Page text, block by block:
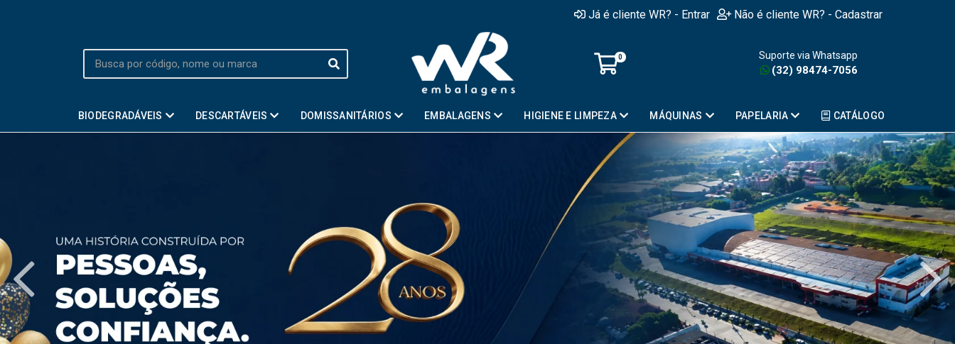
Já é cliente WR? - Entrar Não é cliente WR? - Cadastrar
0 Suporte via Whatsapp
(32) 98474-7056
BIODEGRADÁVEIS DESCARTÁVEIS DOMISSANITÁRIOS EMBALAGENS HIGIENE E LIMPEZA MÁQUINAS PAPELARIA CATÁLOGO